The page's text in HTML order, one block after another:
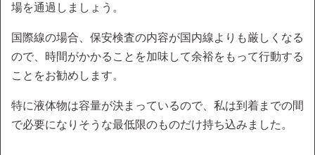
場を通過しましょう。
国際線の場合、保安検査の内容が国内線よりも厳しくなる
ので、時間がかかることを加味して余裕をもって行動する
ことをお勧めします。
特に液体物は容量が決まっているので、私は到着までの間
で必要になりそうな最低限のものだけ持ち込みました。